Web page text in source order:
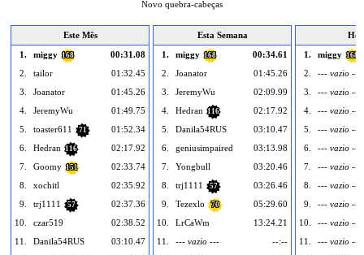
Novo quebra-cabeças
Este Mês
1.
miggy 168
00:31.08
2.
tailor
01:32.45
3.
Joanator
01:45.26
4.
JeremyWu
01:49.75
5.
toaster611 71
01:52.34
6.
Hedran 116
02:17.92
7.
Goomy 151
02:33.74
8.
xochitl
02:35.92
9.
trj1111 57
02:37.36
10.
czar519
02:38.52
11.
Danila54RUS
03:10.47
Esta Semana
1.
miggy 168
00:34.61
2.
Joanator
01:45.26
3.
JeremyWu
02:09.99
4.
Hedran 116
02:17.92
5.
Danila54RUS
03:10.47
6.
geniusimpaired
03:13.98
7.
Yongbull
03:20.46
8.
trj1111 57
03:26.46
9.
Tezexlo 70
05:29.60
10.
LrCaWm
13:24.21
11.
--- vazio ---
--:--
1.
miggy 168
2.
--- vazio ---
3.
--- vazio ---
4.
--- vazio ---
5.
--- vazio ---
6.
--- vazio ---
7.
--- vazio ---
8.
--- vazio ---
9.
--- vazio ---
10.
--- vazio ---
11.
--- vazio ---